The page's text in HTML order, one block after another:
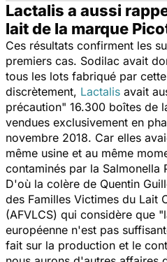
Lactalis a aussi
lait de la marque
Ces résultats confirment les
premiers cas. Sodilac avait
tous les lots fabriqué par
discrètement, Lactalis avait
précaution" 16.300 boîtes de
vendues exclusivement en
novembre 2018. Car elles
même usine et au même
contaminés par la Salmonella
D'où la colère de Quentin
des Familles Victimes du Lait
(AFVLCS) qui considère que "l
européenne n'est pas
fait sur la production et le